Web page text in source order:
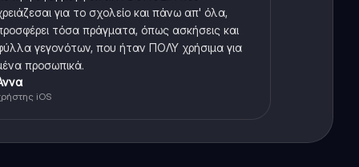
για το σχολείο και πάνω απ' όλα,
τόσα πράγματα, όπως ασκήσεις και
γεγονότων, που ήταν ΠΟΛΥ χρήσιμα για
προσωπικά.
iOS